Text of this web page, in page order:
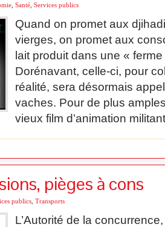
Santé Services publics
Quand on promet aux
vierges, on promet aux
lait produit dans une «
Dorénavant, celle-ci, pour
réalité, sera désormais
vaches. Pour de plus
vieux film d’animation
pièges à cons
publics Transports
L’Autorité de la